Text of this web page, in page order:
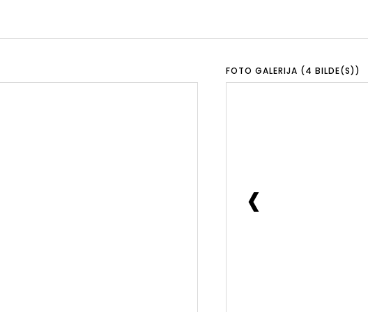
FOTO GALERIJA (4 BILDE(S))
‹